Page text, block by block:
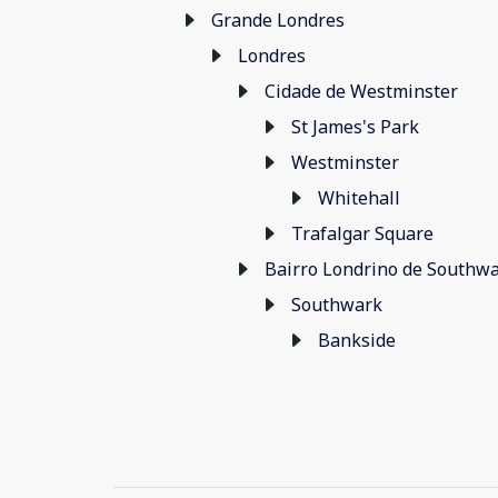
Grande Londres
Londres
Cidade de Westminster
St James's Park
Westminster
Whitehall
Trafalgar Square
Bairro Londrino de
Southwark
Bankside